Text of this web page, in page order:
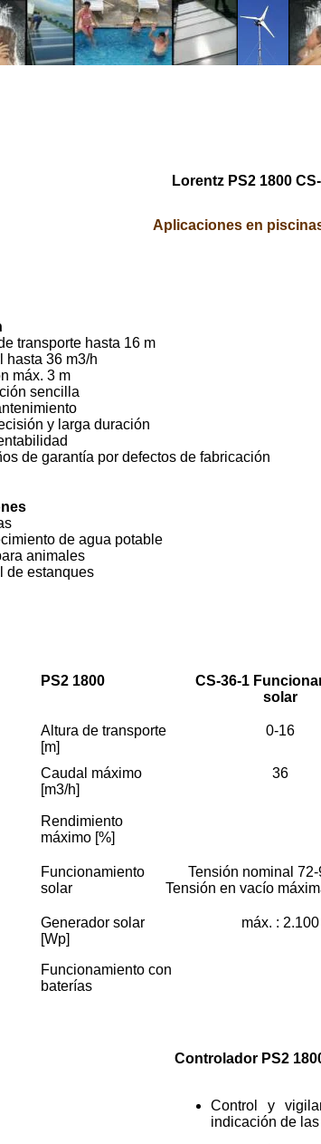
transporte hasta 16 m
36 m3/h
máx. 3 m
sencilla
y larga duración
de garantía por defectos de fabricación
de agua potable
animales
de estanques
Lorentz PS2 1800
Aplicaciones en
PS2 1800
CS-36-1
solar
0-16
36
Tensión nominal
Tensión en vacío
máx. : 2.100
Controlador PS2
Control y
indicación de
Altura de transporte
[m]
Caudal máximo
[m3/h]
Rendimiento
máximo [%]
Funcionamiento
solar
Generador solar
[Wp]
Funcionamiento con
baterías